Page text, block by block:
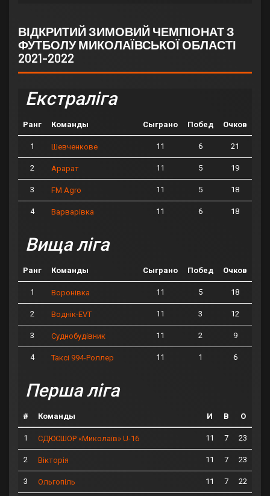
ВІДКРИТИЙ ЗИМОВИЙ ЧЕМПІОНАТ З
ФУТБОЛУ МИКОЛАЇВСЬКОЇ ОБЛАСТІ
2021-2022
Екстраліга
Ранг Команды Сыграно Побед Очков
1 Шевченкове 11 6 21
2 Арарат 11 5 19
3 FM Agro 11 5 18
4 Варварівка 11 6 18
Вища ліга
Ранг Команды Сыграно Побед Очков
1 Воронівка 11 5 18
2 Воднік-EVT 11 3 12
3 Суднобудівник 11 2 9
4 Таксі 994-Роллер 11 1 6
Перша ліга
# Команды И В О
1 СДЮСШОР «Миколаїв» U-16 11 7 23
2 Вікторія 11 7 23
3 Ольгопіль 11 7 22